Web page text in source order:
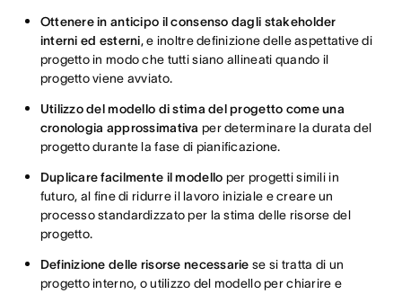
Ottenere in anticipo il consenso dagli stakeholder
interni ed esterni, e inoltre definizione delle aspettative di
progetto in modo che tutti siano allineati quando il
progetto viene avviato.
Utilizzo del modello di stima del progetto come una
cronologia approssimativa per determinare la durata del
progetto durante la fase di pianificazione.
Duplicare facilmente il modello per progetti simili in
futuro, al fine di ridurre il lavoro iniziale e creare un
processo standardizzato per la stima delle risorse del
progetto.
Definizione delle risorse necessarie se si tratta di un
progetto interno, o utilizzo del modello per chiarire e